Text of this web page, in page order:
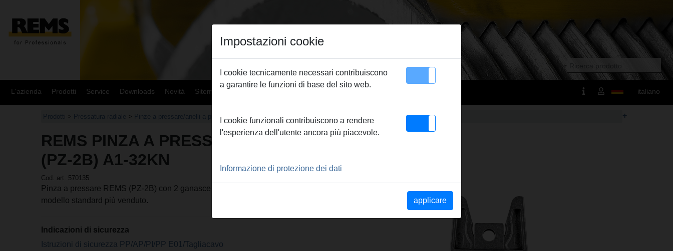
L'azienda Prodotti Service Downloads Novità Sitemap italiano
Prodotti > Pressatura radiale > Pinze a pressare/anelli a pressare REMS > REMS Pinza a pressare V 22 +
REMS PINZA A PRESSARE V 22
(PZ-2B) A1-32KN
Cod. art. 570135
Pinza a pressare REMS (PZ-2B) con 2 ganasce monoblocco orientabili. Il
modello standard più venduto.
Indicazioni di sicurezza
Istruzioni di sicurezza PP/AP/PI/PP E01/Tagliacavo
Impostazioni cookie
I cookie tecnicamente necessari contribuiscono
a garantire le funzioni di base del sito web.
I cookie funzionali contribuiscono a rendere
l'esperienza dell'utente ancora più piacevole.
Informazione di protezione dei dati
applicare